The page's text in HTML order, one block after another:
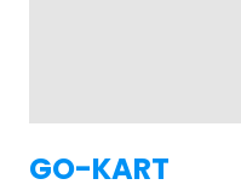
GO-KART